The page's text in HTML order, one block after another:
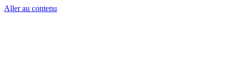
Aller au contenu